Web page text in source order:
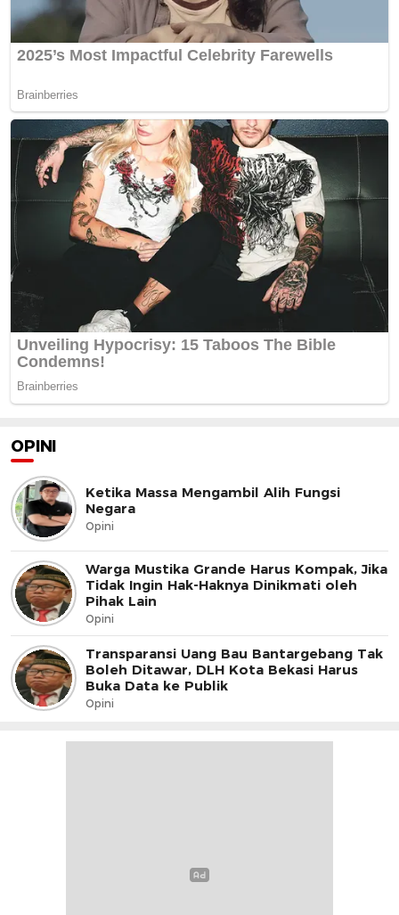
OPINI
Ketika Massa Mengambil Alih Fungsi
Negara
Opini
Warga Mustika Grande Harus Kompak, Jika
Tidak Ingin Hak-Haknya Dinikmati oleh
Pihak Lain
Opini
Transparansi Uang Bau Bantargebang Tak
Boleh Ditawar, DLH Kota Bekasi Harus
Buka Data ke Publik
Opini